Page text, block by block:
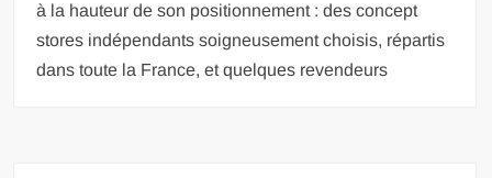
à la hauteur de son positionnement : des concept
stores indépendants soigneusement choisis, répartis
dans toute la France, et quelques revendeurs